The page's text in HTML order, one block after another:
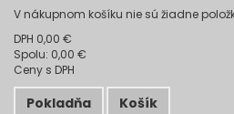
V nákupnom košíku nie sú žiadne
DPH 0,00 €
Spolu: 0,00 €
Ceny s DPH
Pokladňa Košík